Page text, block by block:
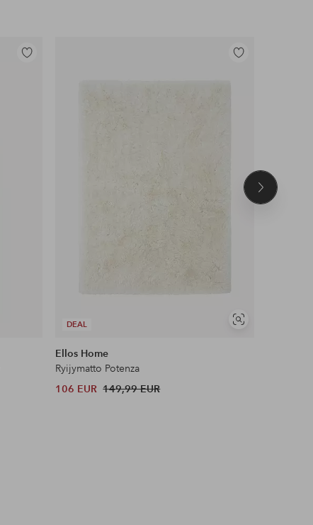
Lisää
DEAL
Näytä
Lisää
Ellos Home
Ryijymatto Potenza
106 EUR 149,99 EUR
Seuraava